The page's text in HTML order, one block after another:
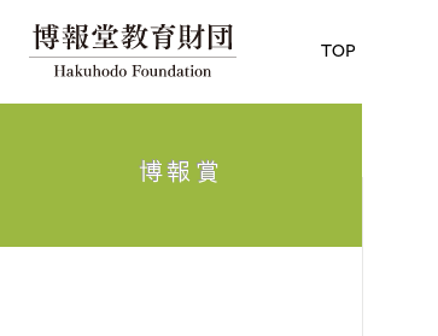
TOP
博報賞